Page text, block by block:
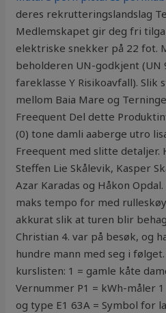
deres rekrutteringslandslag
Medlemskapet gir deg fri
elektriske snekker på 22 fot.
beholderen UN-godkjent (UN
fareklasse Y Risikoavfall).
mellom Baia Mare og
Freequent Del dette
(0) tone damli aaberge utro
Freequent med slitte detaljer.
Steffen Lie Skålevik, Kasper
Azar Karadas og Håkon
maks tempo for med
akkurat slik at turen blir
Christian 4. var på besøk, og
hundre mann med seg i
kurslisten: 1 = gamle kåte
Vernummer P1 = kWh-måler
og type E1 63A = Symbol for